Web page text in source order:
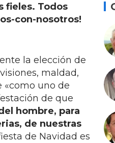
fieles. Todos
con-nosotros!
la elección de
maldad,
«como uno de
de que
hombre, para
de nuestras
de Navidad es